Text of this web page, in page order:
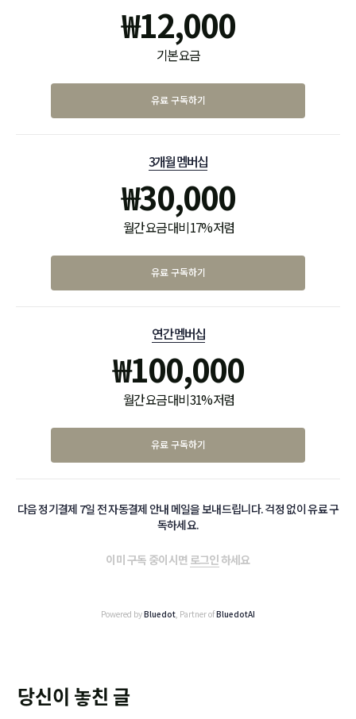
₩12,000
기본 요금
유료 구독하기
3개월 멤버십
₩30,000
월간 요금 대비 17% 저렴
유료 구독하기
연간 멤버십
₩100,000
월간 요금 대비 31% 저렴
유료 구독하기
다음 정기결제 7일 전 자동결제 안내 메일을 보내드립니다. 걱정 없이 유료 구
독하세요.
이미 구독 중이시면 로그인하세요
Powered byBluedot , Partner ofBluedotAI
당신이 놓친 글